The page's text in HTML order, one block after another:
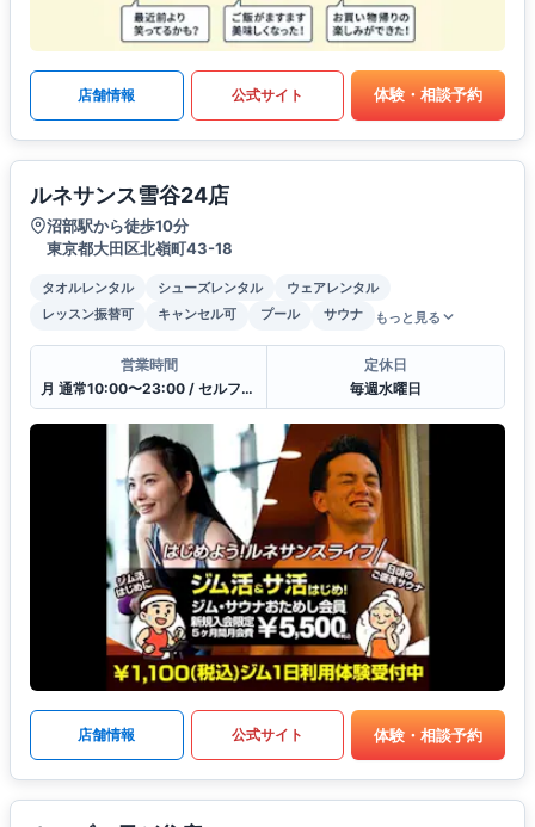
店舗情報 公式サイト 体験・相談予約
ルネサンス雪谷24店
沼部駅から徒歩10分
東京都大田区北嶺町43-18
タオルレンタル シューズレンタル
ウェアレンタル
レッスン振替可
キャンセル可 プール サウナ もっと見る
営業時間
月 通常10:00〜23:00 / セルフ23:00〜10:00 / 受付11:00〜21:00
定休日
毎週水曜日
店舗情報 公式サイト 体験・相談予約